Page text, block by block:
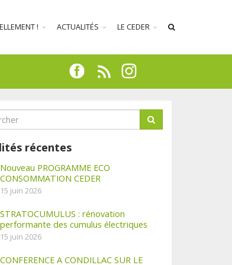
! ACTUALITÉS LE CEDER
récentes
Nouveau PROGRAMME ECO
CONSOMMATION CEDER
15 juin 2026
STRATOCUMULUS : rénovation
performante des cumulus électriques
15 juin 2026
CONFERENCE A CONDILLAC SUR LE